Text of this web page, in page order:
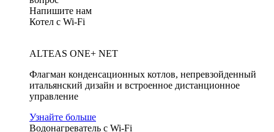
Напишите нам
Котел с Wi-Fi
ALTEAS ONE+ NET
Флагман конденсационных котлов, непревзойденный
итальянский дизайн и встроенное дистанционное
управление
Узнайте больше
Водонагреватель с Wi-Fi